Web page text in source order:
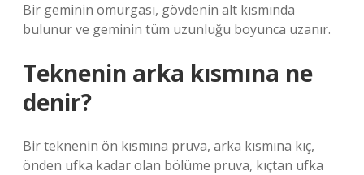
Bir geminin omurgası, gövdenin alt kısmında
bulunur ve geminin tüm uzunluğu boyunca uzanır.
Teknenin arka kısmına ne
denir?
Bir teknenin ön kısmına pruva, arka kısmına kıç,
önden ufka kadar olan bölüme pruva, kıçtan ufka